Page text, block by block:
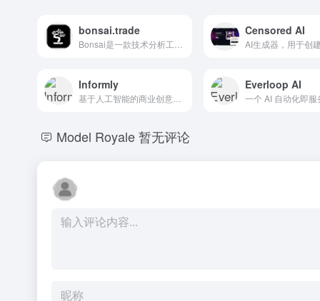
bonsai.trade Censored AI
Informly Everloop AI
Model Royale暂无评论